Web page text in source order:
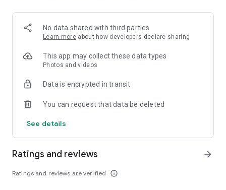
- If you want to make a car exchange, the application will
show only those sellers who agree to such a condition.
- Add your favorite cars to your bookmarks.
android@onliner.by, and we will do our best to help you and
No data shared with third parties
Learn more about how developers declare sharing
This app may collect these data types
Photos and videos
Data is encrypted in transit
You can request that data be deleted
See details
Ratings and reviews
Ratings and reviews are verified info_outline
arrow_forward